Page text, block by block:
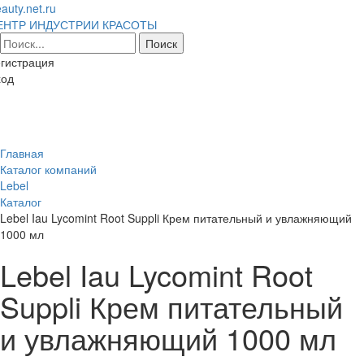
ИНДУСТРИИ КРАСОТЫ
Главная
Каталог компаний
Lebel
Каталог
Lebel Iau Lycomint Root Suppli Крем питательный и увлажняющий
1000 мл
Lebel Iau Lycomint Root
Suppli Крем питательный
и увлажняющий 1000 мл